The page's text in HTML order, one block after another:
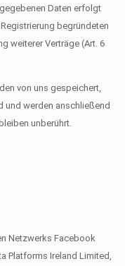
Daten erfolgt
begründeten
weiterer Verträge (Art. 6
von uns gespeichert,
und werden anschließend
unberührt.
Netzwerks Facebook
Platforms Ireland Limited,